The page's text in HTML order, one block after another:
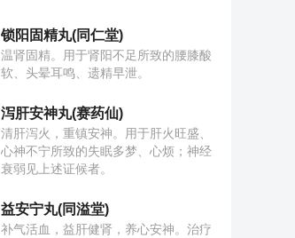
锁阳固精丸(同仁堂)
温肾固精。用于肾阳不足所致的腰膝酸
软、头晕耳鸣、遗精早泄。
泻肝安神丸(赛药仙)
清肝泻火，重镇安神。用于肝火旺盛、
心神不宁所致的失眠多梦、心烦；神经
衰弱见上述证候者。
益安宁丸(同溢堂)
补气活血，益肝健肾，养心安神。治疗